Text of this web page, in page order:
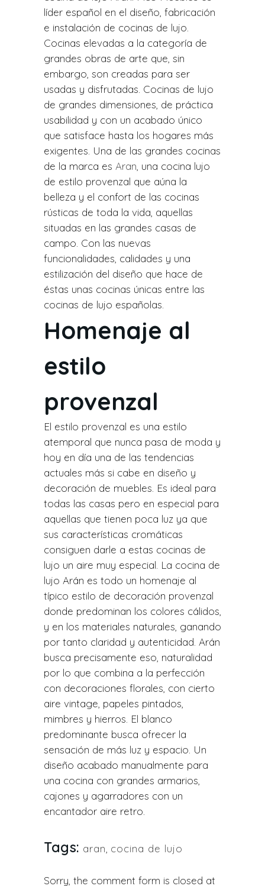
líder español en el diseño, fabricación
e instalación de cocinas de lujo.
Cocinas elevadas a la categoría de
grandes obras de arte que, sin
embargo, son creadas para ser
usadas y disfrutadas. Cocinas de lujo
de grandes dimensiones, de práctica
usabilidad y con un acabado único
que satisface hasta los hogares más
exigentes. Una de las grandes cocinas
de la marca es Aran , una cocina lujo
de estilo provenzal que aúna la
belleza y el confort de las cocinas
rústicas de toda la vida, aquellas
situadas en las grandes casas de
campo. Con las nuevas
funcionalidades, calidades y una
estilización del diseño que hace de
éstas unas cocinas únicas entre las
cocinas de lujo españolas.
Homenaje al
estilo
provenzal
El estilo provenzal es una estilo
atemporal que nunca pasa de moda y
hoy en día una de las tendencias
actuales más si cabe en diseño y
decoración de muebles. Es ideal para
todas las casas pero en especial para
aquellas que tienen poca luz ya que
sus características cromáticas
consiguen darle a estas cocinas de
lujo un aire muy especial. La cocina de
lujo Arán es todo un homenaje al
típico estilo de decoración provenzal
donde predominan los colores cálidos,
y en los materiales naturales, ganando
por tanto claridad y autenticidad. Arán
busca precisamente eso, naturalidad
por lo que combina a la perfección
con decoraciones florales, con cierto
aire vintage, papeles pintados,
mimbres y hierros. El blanco
predominante busca ofrecer la
sensación de más luz y espacio. Un
diseño acabado manualmente para
una cocina con grandes armarios,
cajones y agarradores con un
encantador aire retro.
Tags: aran cocina de lujo
Sorry, the comment form is closed at